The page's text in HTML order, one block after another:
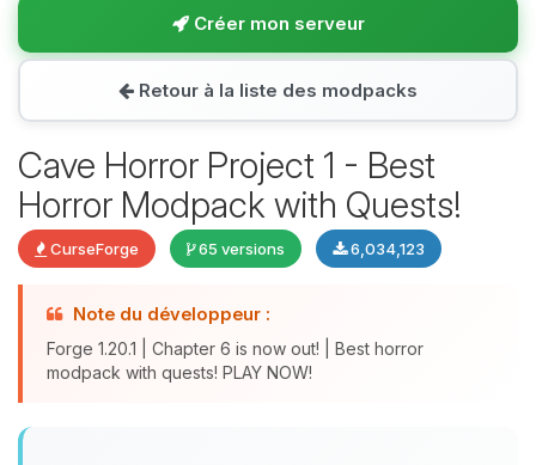
Créer mon serveur
Retour à la liste des modpacks
Cave Horror Project 1 - Best
Horror Modpack with Quests!
CurseForge 65 versions 6,034,123
Note du développeur :
Forge 1.20.1 | Chapter 6 is now out! | Best horror
modpack with quests! PLAY NOW!